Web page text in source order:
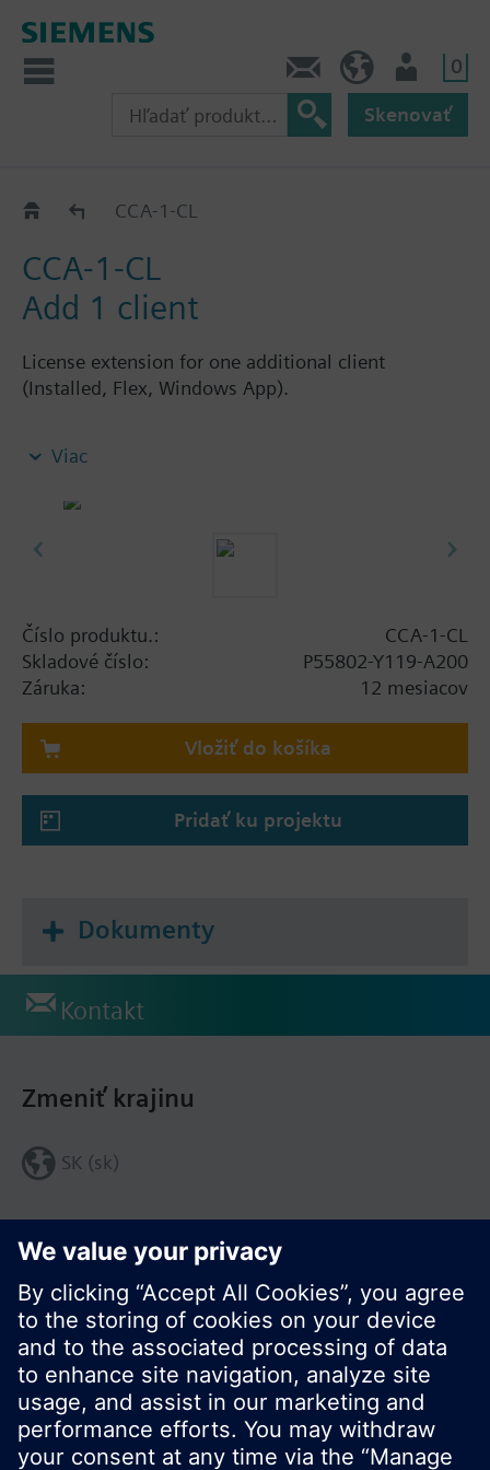
0
Skenovať
CCA-.._CLCCA-1-CL
CCA-1-CL
Add 1 client
License extension for one additional client
(Installed, Flex, Windows App).
Viac
Číslo produktu.:
CCA-1-CL
Skladové číslo:
P55802-Y119-A200
Záruka:
12 mesiacov
Vložiť do košíka
Pridať ku projektu
Dokumenty
Kontakt
Zdieľať túto stránku:
Zmeniť krajinu
SK (sk)